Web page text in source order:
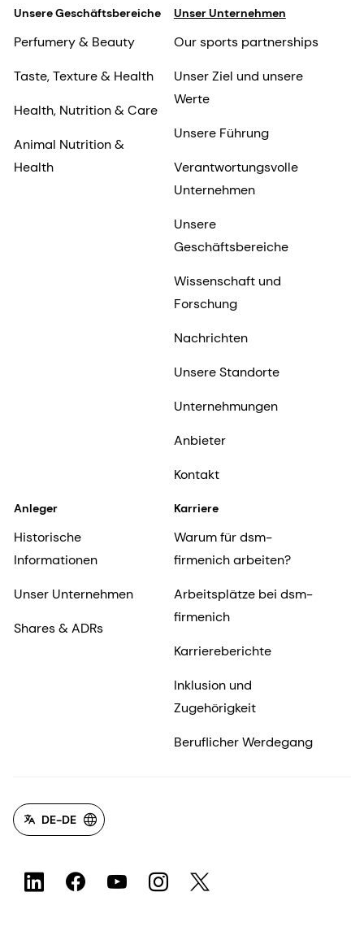
Unsere Geschäftsbereiche
Perfumery & Beauty
Taste, Texture & Health
Health, Nutrition & Care
Animal Nutrition &
Health
Unser Unternehmen
Our sports partnerships
Unser Ziel und unsere
Werte
Unsere Führung
Verantwortungsvolle
Unternehmen
Unsere
Geschäftsbereiche
Wissenschaft und
Forschung
Nachrichten
Unsere Standorte
Unternehmungen
Anbieter
Kontakt
Anleger
Historische
Informationen
Unser Unternehmen
Shares & ADRs
Karriere
Warum für dsm-
firmenich arbeiten?
Arbeitsplätze bei dsm-
firmenich
Karriereberichte
Inklusion und
Zugehörigkeit
Beruflicher Werdegang
DE-DE